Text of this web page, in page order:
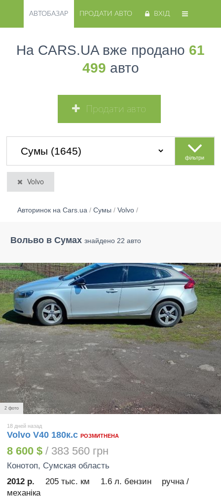
АВТОБАЗАР ПРОДАТИ АВТО ВХІД
На CARS.UA вже продано 61
499 авто
Продати авто
фільтри
Volvo
Авторинок на Cars.ua / Сумы / Volvo /
Вольво в Сумах знайдено 22 авто
2 фото
18 дней назад
Volvo V40 180к.с РОЗМИТНЕНА
8 600 $ / 383 560 грн
Конотоп, Сумская область
2012 р.
205 тыс. км 1.6 л. бензин
ручна /
механіка